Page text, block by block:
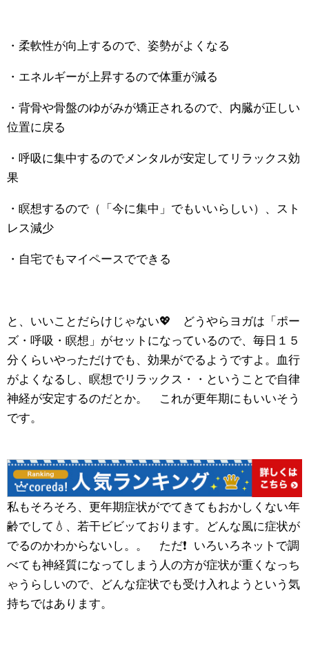
・柔軟性が向上するので、姿勢がよくなる
・エネルギーが上昇するので体重が減る
・背骨や骨盤のゆがみが矯正されるので、内臓が正しい
位置に戻る
・呼吸に集中するのでメンタルが安定してリラックス効
果
・瞑想するので（「今に集中」でもいいらしい）、スト
レス減少
・自宅でもマイペースでできる
と、いいことだらけじゃない💖 どうやらヨガは「ポー
ズ・呼吸・瞑想」がセットになっているので、毎日１５
分くらいやっただけでも、効果がでるようですよ。血行
がよくなるし、瞑想でリラックス・・ということで自律
神経が安定するのだとか。 これが更年期にもいいそう
です。
私もそろそろ、更年期症状がでてきてもおかしくない年
齢でして💧、若干ビビッております。どんな風に症状が
でるのかわからないし。。 ただ❗ いろいろネットで調
べても神経質になってしまう人の方が症状が重くなっち
ゃうらしいので、どんな症状でも受け入れようという気
持ちではあります。